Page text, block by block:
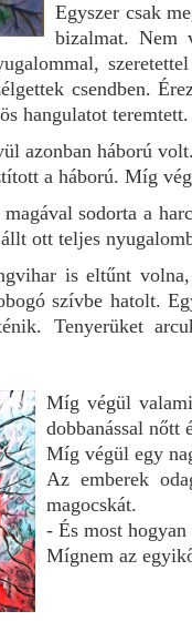
Egyszer csak
bizalmat. Nem
csendben.
hangulatot teremtett.
azonban háború
a háború. Míg
sodorta a
ott teljes
is eltűnt
szívbe hatolt.
Tenyerüket
Míg végül
dobbanással nőtt
Míg végül egy
Az emberek
magocskát.
- És most
Mígnem az